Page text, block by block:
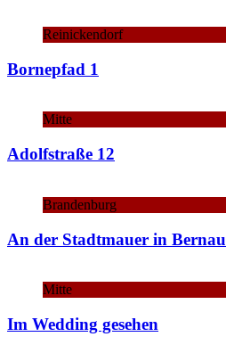
Reinickendorf
Bornepfad 1
Mitte
Adolfstraße 12
Brandenburg
An der Stadtmauer in Bernau
Mitte
Im Wedding gesehen